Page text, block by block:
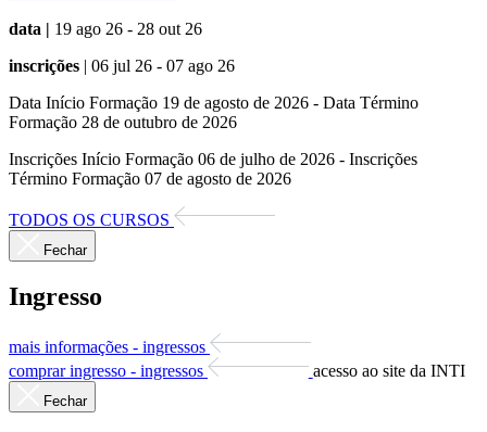
data | 19 ago 26 - 28 out 26
inscrições | 06 jul 26 - 07 ago 26
Data Início Formação 19 de agosto de 2026 - Data Término
Formação 28 de outubro de 2026
Inscrições Início Formação 06 de julho de 2026 - Inscrições
Término Formação 07 de agosto de 2026
TODOS OS CURSOS
Fechar
Ingresso
mais informações - ingressos
comprar ingresso - ingressos
acesso ao site da INTI
Fechar